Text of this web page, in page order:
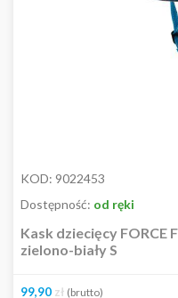
KOD: 9022453
Dostępność: od ręki
Kask dziecięcy FORCE
zielono-biały S
99,90 zł (brutto)